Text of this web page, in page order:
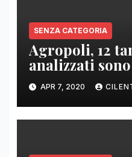
SENZA CATEGORIA
Agropoli, 12
analizzati
APR 7, 2020